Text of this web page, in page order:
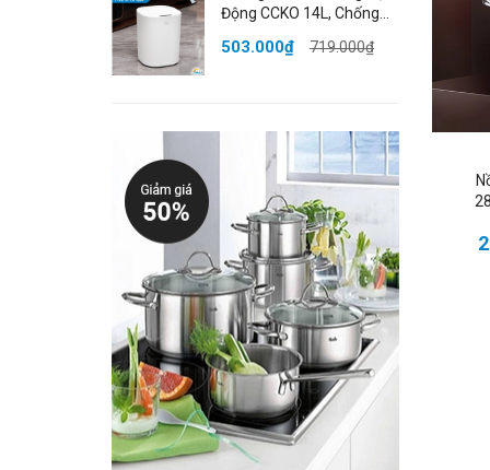
Động CCKO 14L, Chống
Mùi, Nhiều Màu
503.000₫ 719.000₫